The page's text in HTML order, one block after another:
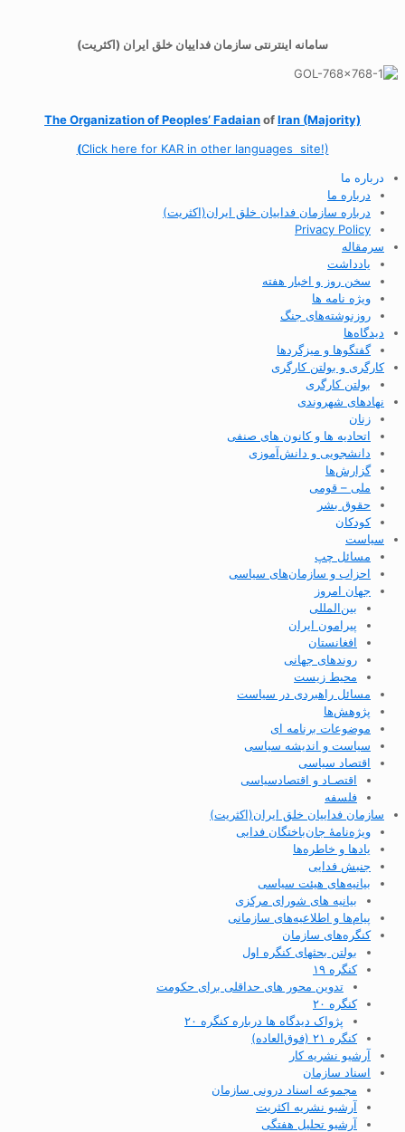
سامانه اینترنتی سازمان فداییان خلق ایران (اکثریت)
The Organization ofPeoples’ FadaianofIran (Majority)
(Click here for KAR in other languages site!)
درباره ما
درباره ما
درباره سازمان فداییان خلق ایران(اکثریت)
Privacy Policy
سرمقاله
یادداشت
سخن روز و اخبار هفته
ویژه نامه ها
روزنوشته‌های جنگ
دیدگاه‌ها
گفتگوها و میزگردها
کارگری و بولتن کارگری
بولتن کارگری
نهادهای شهروندی
زنان
اتحادیه ها و کانون های صنفی
دانشجویی و دانش‌آموزی
گزارش‌ها
ملی – قومی
حقوق بشر
کودکان
سیاست
مسائل چپ
احزاب و سازمان‌های سیاسی
جهان امروز
بین‌المللی
پیرامون ایران
افغانستان
روندهای جهانی
محیط زیست
مسائل راهبردی در سیاست
پژوهش‌ها
موضوعات برنامه ای
سیاست و اندیشه سیاسی
اقتصاد سیاسی
اقتصـاد و اقتصاد‌سیاسی
فلسفه
سازمان فداییان خلق ایران(اکثریت)
ویژه‌نامهٔ جان‌باختگان فدایی
یادها و خاطره‌ها
جنبش فدایی
بیانیه‌های هیئت سیاسی
بیانیه های شورای مرکزی
پیام‌ها و اطلاعیه‌های سازمانی
کنگره‌های سازمان
بولتن بحثهای کنگره اول
کنگره ۱۹
تدوین محور های حداقلی برای حکومت
کنگره ۲۰
پژواک دیدگاه ها درباره کنگره ۲۰
کنگره ۲۱ (فوق‌العاده)
آرشیو نشریه کار
اسناد سازمان
مجموعه اسناد درونی سازمان
آرشیو نشریه اکثریت
آرشیو تحلیل هفتگی